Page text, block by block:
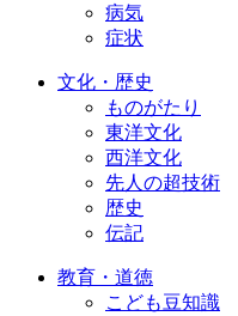
病気
症状
文化・歴史
ものがたり
東洋文化
西洋文化
先人の超技術
歴史
伝記
教育・道徳
こども豆知識